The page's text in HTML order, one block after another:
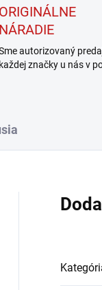
ORIGINÁLNE
NÁRADIE
autorizovaný
každej značky u nás v